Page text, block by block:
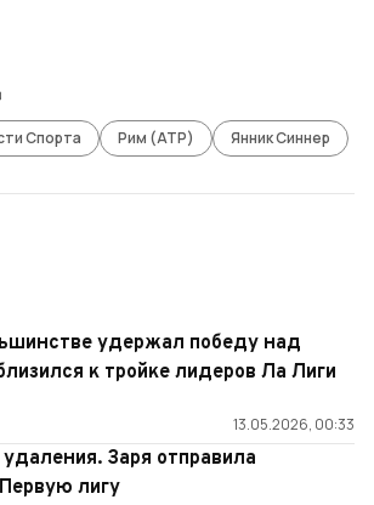
Спорта Рим (ATP) Янник Синнер
удержал победу над
к тройке лидеров Ла Лиги
13.05.2026, 00:33
Заря отправила
лигу